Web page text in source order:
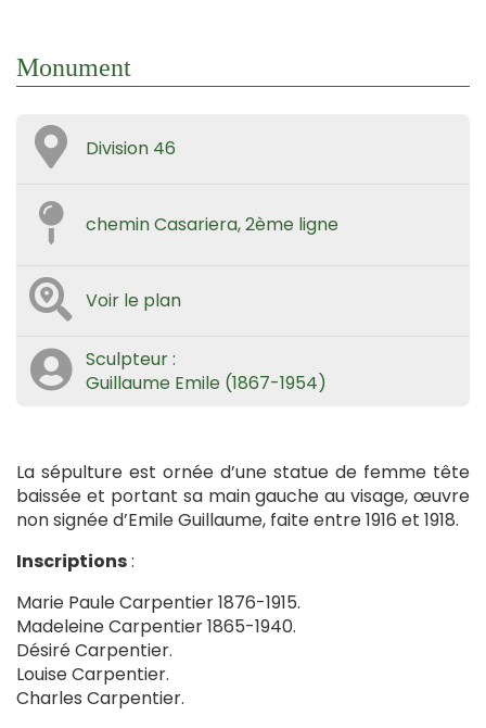
Monument
Division 46
chemin Casariera, 2ème ligne
Voir le plan
Sculpteur :
Guillaume Emile (1867-1954)
La sépulture est ornée d’une statue de femme tête
baissée et portant sa main gauche au visage, œuvre
non signée d’Emile Guillaume, faite entre 1916 et 1918.
Inscriptions:
Marie Paule Carpentier 1876-1915.
Madeleine Carpentier 1865-1940.
Désiré Carpentier.
Louise Carpentier.
Charles Carpentier.